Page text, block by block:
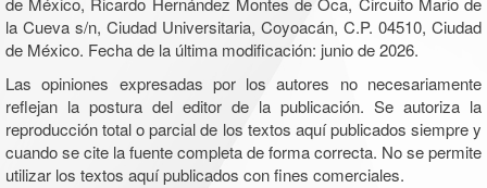
la Cueva s/n, Ciudad Universitaria, Coyoacán, C.P. 04510, Ciudad
de México. Fecha de la última modificación: junio de 2026.
Las opiniones expresadas por los autores no necesariamente
reflejan la postura del editor de la publicación. Se autoriza la
reproducción total o parcial de los textos aquí publicados siempre y
cuando se cite la fuente completa de forma correcta. No se permite
utilizar los textos aquí publicados con fines comerciales.